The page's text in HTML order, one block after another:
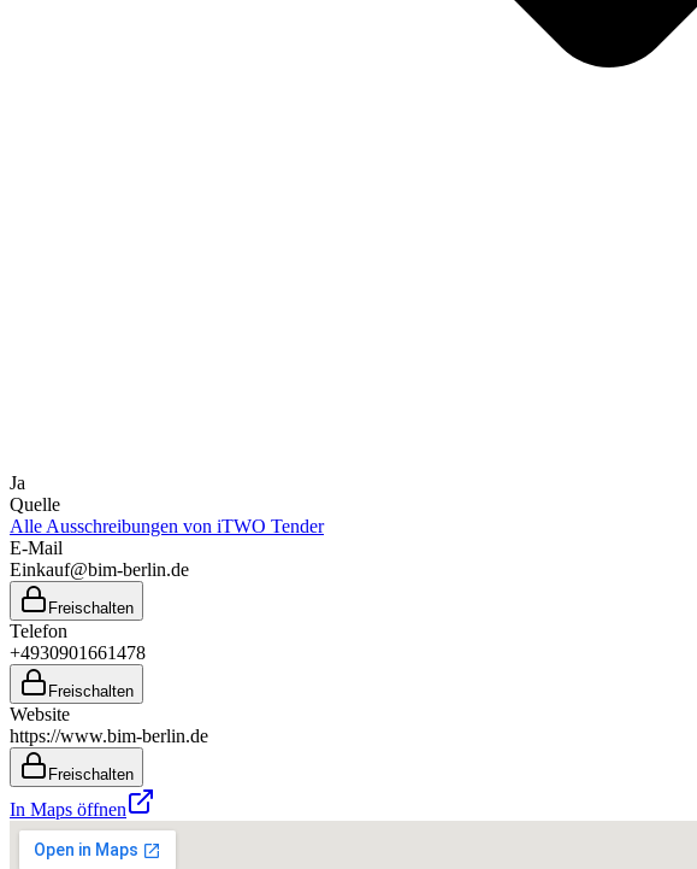
Ja
Quelle
Alle Ausschreibungen von iTWO Tender
E-Mail
Einkauf@bim-berlin.de
Freischalten
Telefon
+4930901661478
Freischalten
Website
https://www.bim-berlin.de
Freischalten
In Maps öffnen